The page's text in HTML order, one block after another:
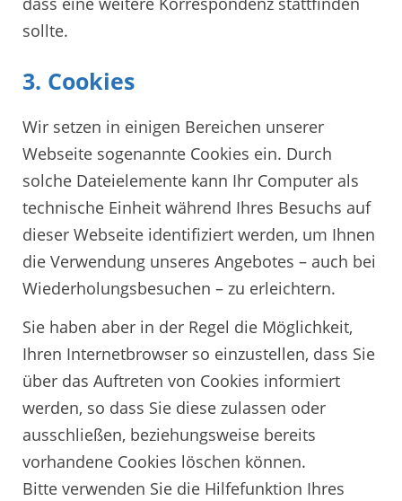
sollte.
3. Cookies
Wir setzen in einigen Bereichen unserer
Webseite sogenannte Cookies ein. Durch
solche Dateielemente kann Ihr Computer als
technische Einheit während Ihres Besuchs auf
dieser Webseite identifiziert werden, um Ihnen
die Verwendung unseres Angebotes – auch bei
Wiederholungsbesuchen – zu erleichtern.
Sie haben aber in der Regel die Möglichkeit,
Ihren Internetbrowser so einzustellen, dass Sie
über das Auftreten von Cookies informiert
werden, so dass Sie diese zulassen oder
ausschließen, beziehungsweise bereits
vorhandene Cookies löschen können.
Bitte verwenden Sie die Hilfefunktion Ihres